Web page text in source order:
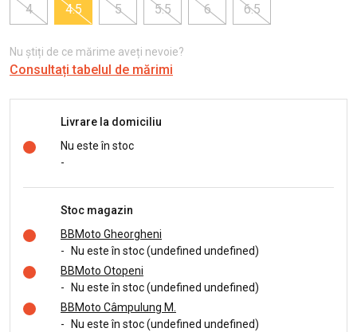
4
4.5 5 5.5 6 6.5
Nu știți de ce mărime aveți nevoie?
Consultați tabelul de mărimi
Livrare la domiciliu
Nu este în stoc
-
Stoc magazin
BBMoto Gheorgheni
-
Nu este în stoc (undefined undefined)
BBMoto Otopeni
-
Nu este în stoc (undefined undefined)
BBMoto Câmpulung M.
-
Nu este în stoc (undefined undefined)